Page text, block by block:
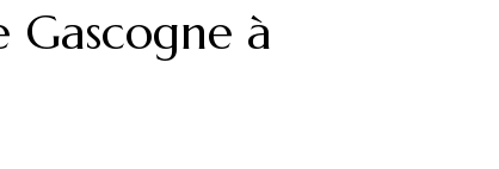
Gascogne à